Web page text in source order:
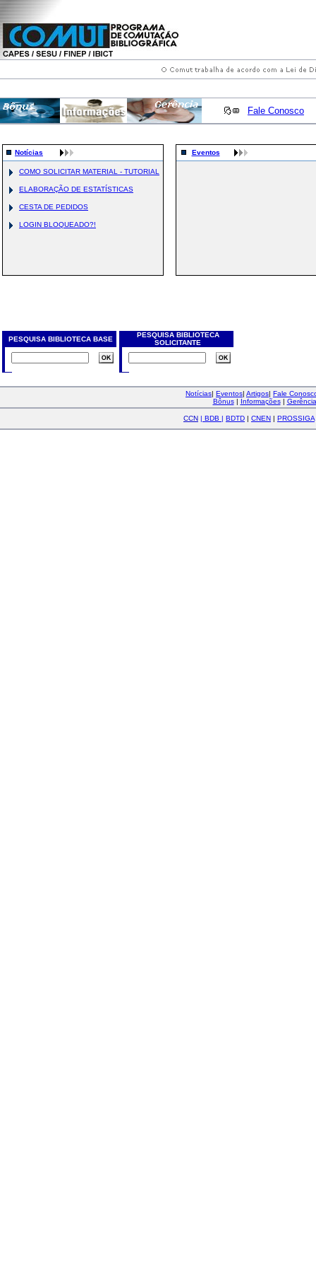
Fale Conosco
Notícias
COMO SOLICITAR MATERIAL - TUTORIAL
ELABORAÇÃO DE ESTATÍSTICAS
CESTA DE PEDIDOS
LOGIN BLOQUEADO?!
Eventos
PESQUISA BIBLIOTECA BASE
PESQUISA BIBLIOTECA
SOLICITANTE
Notícias| Eventos| Artigos| Fale
Bônus| Informações| Gerência
CCN | BDB | BDTD | CNEN | PROSSIGA